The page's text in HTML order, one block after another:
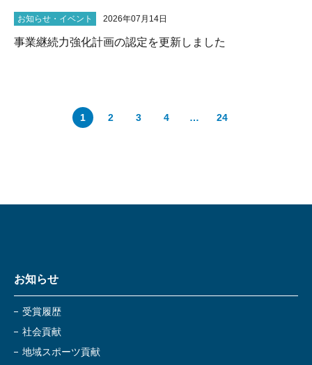
お知らせ・イベント 2026年07月14日
事業継続力強化計画の認定を更新しました
1 2 3 4 … 24
お知らせ
受賞履歴
社会貢献
地域スポーツ貢献